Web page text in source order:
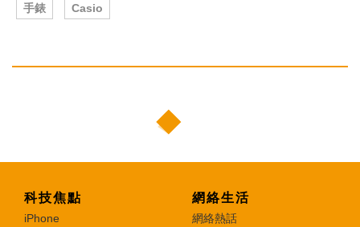
手錶 Casio
科技焦點
iPhone
網絡生活
網絡熱話